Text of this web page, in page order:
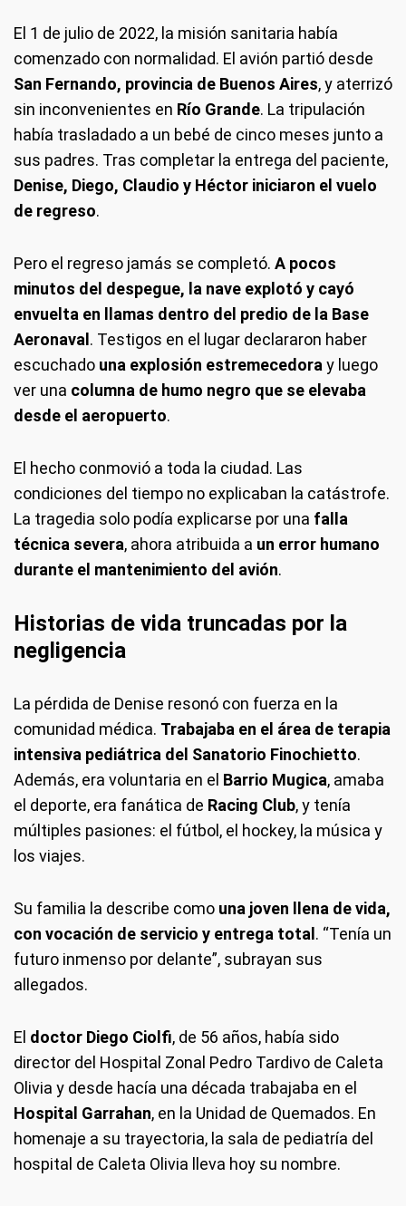
El 1 de julio de 2022, la misión sanitaria había
comenzado con normalidad. El avión partió desde
San Fernando, provincia de Buenos Aires, y aterrizó
sin inconvenientes en Río Grande. La tripulación
había trasladado a un bebé de cinco meses junto a
sus padres. Tras completar la entrega del paciente,
Denise, Diego, Claudio y Héctor iniciaron el vuelo
de regreso.
Pero el regreso jamás se completó. A pocos
minutos del despegue, la nave explotó y cayó
envuelta en llamas dentro del predio de la Base
Aeronaval . Testigos en el lugar declararon haber
escuchado una explosión estremecedora y luego
ver una columna de humo negro que se elevaba
desde el aeropuerto.
El hecho conmovió a toda la ciudad. Las
condiciones del tiempo no explicaban la catástrofe.
La tragedia solo podía explicarse por una falla
técnica severa, ahora atribuida a un error humano
durante el mantenimiento del avión.
Historias de vida truncadas por la
negligencia
La pérdida de Denise resonó con fuerza en la
comunidad médica. Trabajaba en el área de terapia
intensiva pediátrica del Sanatorio Finochietto.
Además, era voluntaria en el Barrio Mugica, amaba
el deporte, era fanática de Racing Club, y tenía
múltiples pasiones: el fútbol, el hockey, la música y
los viajes.
Su familia la describe como una joven llena de vida,
con vocación de servicio y entrega total . “Tenía un
futuro inmenso por delante”, subrayan sus
allegados.
El doctor Diego Ciolfi, de 56 años, había sido
director del Hospital Zonal Pedro Tardivo de Caleta
Olivia y desde hacía una década trabajaba en el
Hospital Garrahan, en la Unidad de Quemados. En
homenaje a su trayectoria, la sala de pediatría del
hospital de Caleta Olivia lleva hoy su nombre.